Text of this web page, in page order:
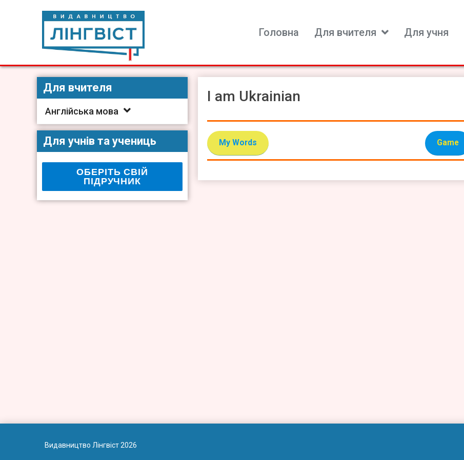
Видавництво Лінгвіст
Видавництво Лінгвіст – адаптація та створення видань для вивчення іноземних мов
Головна Для вчителя Для учня
I am Ukrainian
My Words Game
Для вчителя
Англійська мова
Для учнів та учениць
ОБЕРІТЬ СВІЙ
ПІДРУЧНИК
Видавництво Лінгвіст 2026